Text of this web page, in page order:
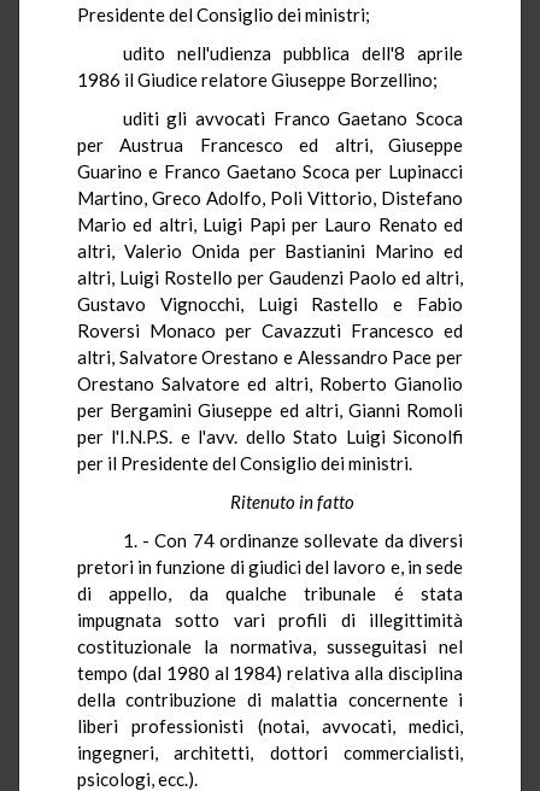
Presidente del Consiglio dei ministri;
udito nell'udienza pubblica dell'8 aprile
1986 il Giudice relatore Giuseppe Borzellino;
uditigli avvocati Franco Gaetano Scoca
perAustrua Francesco ed altri, Giuseppe
Guarino e Franco Gaetano Scoca per Lupinacci
Martino, Greco Adolfo, Poli Vittorio, Distefano
Mario ed altri, Luigi Papi per Lauro Renato ed
altri, Valerio Onidaper Bastianini Marino ed
altri, Luigi Rostello per Gaudenzi Paolo ed altri,
Gustavo Vignocchi, Luigi Rastello e Fabio
Roversi Monaco per Cavazzuti Francesco ed
altri, SalvatoreOrestano e Alessandro Pace per
Orestano Salvatore ed altri, Roberto Gianolio
per Bergamini Giuseppe ed altri, Gianni Romoli
per l'I.N.P.S. e l'avv. dello Stato Luigi Siconolfi
per il Presidente del Consiglio dei ministri.
Ritenuto in fatto
1. - Con 74 ordinanze sollevate da diversi
pretori in funzione di giudici del lavoro e, in sede
diappello, da qualche tribunale é stata
impugnata sotto vari profili di illegittimità
costituzionale la normativa, susseguitasi nel
tempo (dal 1980 al 1984) relativa alla disciplina
della contribuzione di malattia concernente i
liberi professionisti (notai, avvocati, medici,
ingegneri, architetti, dottori commercialisti,
psicologi, ecc.).